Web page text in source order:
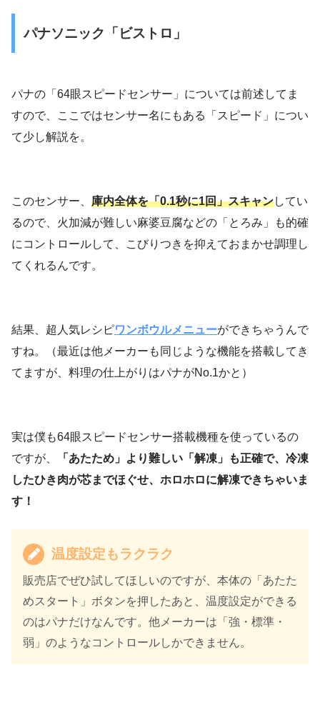
パナソニック「ビストロ」
パナの「64眼スピードセンサー」については前述してま
すので、ここではセンサー名にもある「スピード」につい
て少し解説を。
このセンサー、 庫内全体を「0.1秒に1回」スキャンしてい
るので、火加減が難しい麻婆豆腐などの「とろみ」も的確
にコントロールして、こびりつきを抑えておまかせ調理し
てくれるんです。
結果、超人気レシピワンボウルメニューができちゃうんで
すね。（最近は他メーカーも同じような機能を搭載してき
てますが、料理の仕上がりはパナがNo.1かと）
実は僕も64眼スピードセンサー搭載機種を使っているの
ですが、
「あたため」より難しい「解凍」も正確で、冷凍
したひき肉が芯までほぐせ、ホロホロに解凍できちゃいま
す！
温度設定もラクラク
販売店でぜひ試してほしいのですが、本体の「あたた
めスタート」ボタンを押したあと、温度設定ができる
のはパナだけなんです。他メーカーは「強・標準・
弱」のようなコントロールしかできません。